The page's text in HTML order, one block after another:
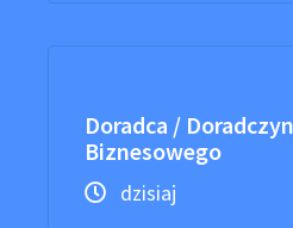
Doradca /
Biznesowego
dzisiaj